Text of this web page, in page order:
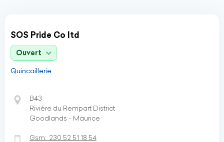
SOS Pride Co ltd
Ouvert
Quincaillerie
B43
Rivière du Rempart District
Goodlands - Maurice
Gsm: 230 52 51 18 54